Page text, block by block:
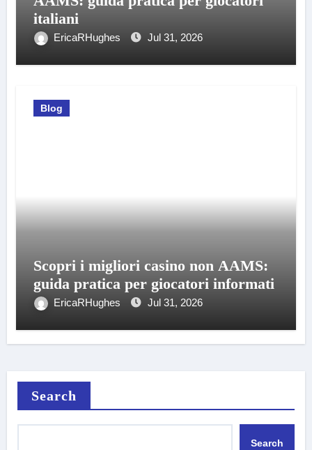
italiani
EricaRHughes Jul 31, 2026
Blog
Scopri i migliori casino non AAMS:
guida pratica per giocatori informati
EricaRHughes Jul 31, 2026
Search
Search